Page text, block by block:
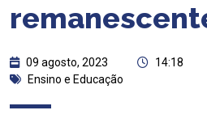
09 agosto, 2023 14:18
Ensino e Educação